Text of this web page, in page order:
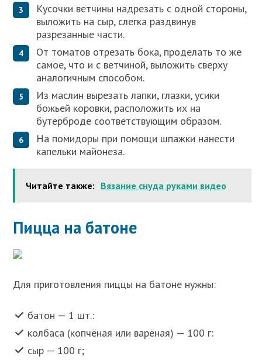
Кусочки ветчины надрезать с одной стороны,
выложить на сыр, слегка раздвинув
разрезанные части.
От томатов отрезать бока, проделать то же
самое, что и с ветчиной, выложить сверху
аналогичным способом.
Из маслин вырезать лапки, глазки, усики
божьей коровки, расположить их на
бутерброде соответствующим образом.
На помидоры при помощи шпажки нанести
капельки майонеза.
Читайте также: Вязание снуда руками видео
Пицца на батоне
Для приготовления пиццы на батоне нужны:
батон — 1 шт.:
колбаса (копчёная или варёная) — 100 г:
сыр — 100 г;